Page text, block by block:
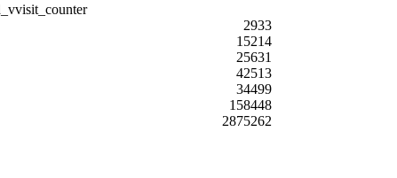
2933
15214
25631
42513
34499
158448
2875262